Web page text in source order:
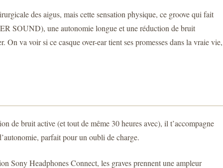
des aigus, mais cette sensation physique, ce groove qui fait
SOUND), une autonomie longue et une réduction de bruit
va voir si ce casque over-ear tient ses promesses dans la vraie vie,
de bruit active (et tout de même 30 heures avec), il t’accompagne
parfait pour un oubli de charge.
Sony Headphones Connect, les graves prennent une ampleur